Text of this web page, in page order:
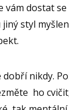
vám dostat
styl
nikdy.
ho